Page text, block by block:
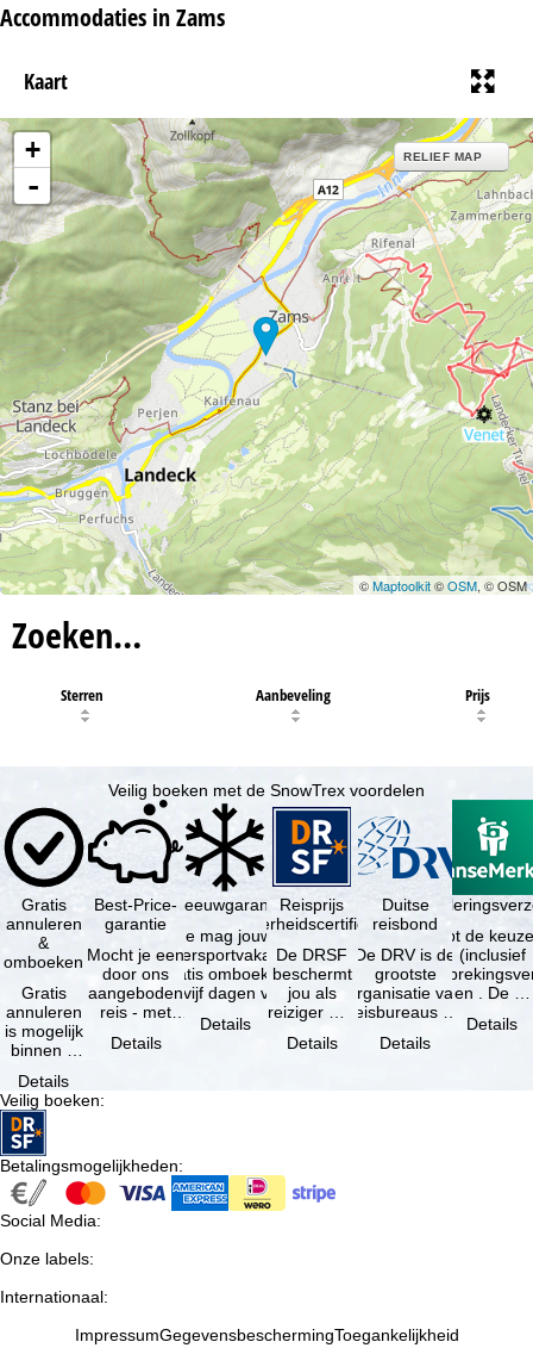
Accommodaties in Zams
Kaart
+
-
RELIEF MAP
©Maptoolkit©OSM, © OSM
Zoeken…
Sterren Aanbeveling Prijs
Veilig boeken met de SnowTrex voordelen
Gratis
annuleren
&
omboeken
Gratis
annuleren
is mogelijk
binnen 5
de
boeking,
als jouw
vakantie …
Details
Best-Price-
garantie
Mocht je een
door ons
aangeboden
reis - met
beschikbaarheid
Details
Sneeuwgarantie
Je mag jouw
wintersportvakantie
gratis omboeken
als vijf dagen voor
Details
Reisprijs
zekerheidscertificaat
De DRSF
beschermt
jou als
reiziger met
pakketreis
Details
Duitse
reisbond
De DRV is de
grootste
organisatie van
reisbureaus en
in Duitsland. …
Details
Je hebt de
(inclusief
en . De …
Details
Veilig boeken:
Betalingsmogelijkheden:
Social Media:
Onze labels:
Internationaal:
ImpressumGegevensbeschermingToegankelijkheid